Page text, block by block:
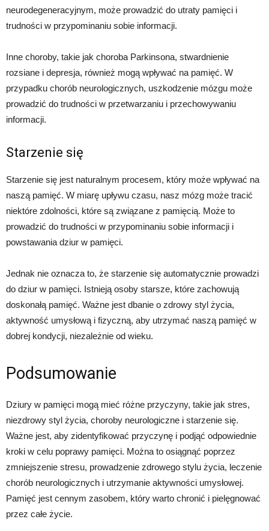
neurodegeneracyjnym, może prowadzić do utraty pamięci i
trudności w przypominaniu sobie informacji.
Inne choroby, takie jak choroba Parkinsona, stwardnienie
rozsiane i depresja, również mogą wpływać na pamięć. W
przypadku chorób neurologicznych, uszkodzenie mózgu może
prowadzić do trudności w przetwarzaniu i przechowywaniu
informacji.
Starzenie się
Starzenie się jest naturalnym procesem, który może wpływać na
naszą pamięć. W miarę upływu czasu, nasz mózg może tracić
niektóre zdolności, które są związane z pamięcią. Może to
prowadzić do trudności w przypominaniu sobie informacji i
powstawania dziur w pamięci.
Jednak nie oznacza to, że starzenie się automatycznie prowadzi
do dziur w pamięci. Istnieją osoby starsze, które zachowują
doskonałą pamięć. Ważne jest dbanie o zdrowy styl życia,
aktywność umysłową i fizyczną, aby utrzymać naszą pamięć w
dobrej kondycji, niezależnie od wieku.
Podsumowanie
Dziury w pamięci mogą mieć różne przyczyny, takie jak stres,
niezdrowy styl życia, choroby neurologiczne i starzenie się.
Ważne jest, aby zidentyfikować przyczynę i podjąć odpowiednie
kroki w celu poprawy pamięci. Można to osiągnąć poprzez
zmniejszenie stresu, prowadzenie zdrowego stylu życia, leczenie
chorób neurologicznych i utrzymanie aktywności umysłowej.
Pamięć jest cennym zasobem, który warto chronić i pielęgnować
przez całe życie.